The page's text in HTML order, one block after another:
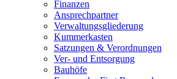
Finanzen
Ansprechpartner
Verwaltungsgliederung
Kummerkasten
Satzungen & Verordnungen
Ver- und Entsorgung
Bauhöfe